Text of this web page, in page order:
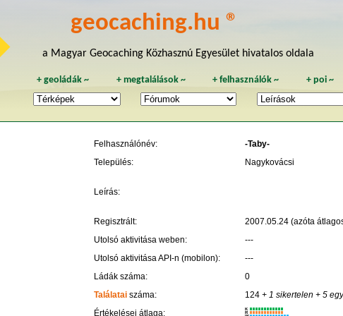
geocaching.hu ®
a Magyar Geocaching Közhasznú Egyesület hivatalos oldala
+geoládák ~ + megtalálások~ +felhasználók ~ + poi~
Felhasználónév:
-Taby-
Település:
Nagykovácsi
Leírás:
Regisztrált:
2007.05.24 (azóta
Utolsó aktivitása weben:
---
Utolsó aktivitása API-n (mobilon):
---
Ládák száma:
0
Találatai száma: 124+ 1 sikertelen + 5
Értékelései átlaga:
K
R